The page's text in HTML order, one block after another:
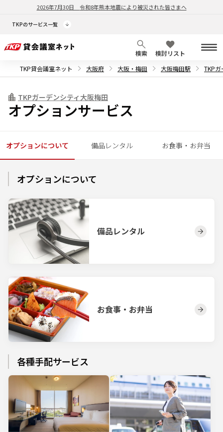
2026年7月30日 令和8年熊本地震により被災された皆さまへ
TKPのサービス一覧
検索
検討リスト
TKP貸会議室ネット
大阪府 大阪・梅田 大阪梅田駅 TKP
TKPガーデンシティ大阪梅田
オプションサービス
オプションについて 備品レンタル お食事・お弁当
オプションについて
備品レンタル
お食事・お弁当
各種手配サービス